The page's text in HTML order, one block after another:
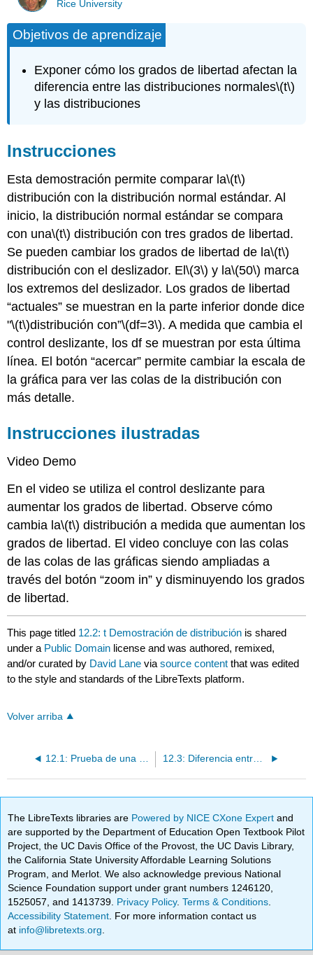
Rice University
Objetivos de aprendizaje
Exponer cómo los grados de libertad afectan la
diferencia entre las distribuciones normales\(t\)
y las distribuciones
Instrucciones
Esta demostración permite comparar la\(t\)
distribución con la distribución normal estándar. Al
inicio, la distribución normal estándar se compara
con una\(t\) distribución con tres grados de libertad.
Se pueden cambiar los grados de libertad de la\(t\)
distribución con el deslizador. El\(3\) y la\(50\) marca
los extremos del deslizador. Los grados de libertad
“actuales” se muestran en la parte inferior donde dice
"\(t\)distribución con”\(df=3\). A medida que cambia el
control deslizante, los df se muestran por esta última
línea. El botón “acercar” permite cambiar la escala de
la gráfica para ver las colas de la distribución con
más detalle.
Instrucciones ilustradas
Video Demo
En el video se utiliza el control deslizante para
aumentar los grados de libertad. Observe cómo
cambia la\(t\) distribución a medida que aumentan los
grados de libertad. El video concluye con las colas
de las colas de las gráficas siendo ampliadas a
través del botón “zoom in” y disminuyendo los grados
de libertad.
This page titled 12.2: t Demostración de distribución is shared
under a Public Domain license and was authored, remixed,
and/or curated by David Lane viasource content that was edited
to the style and standards of the LibreTexts platform.
Volver arriba
12.1: Prueba de una Media Única 12.3: Diferencia entre dos medias
The LibreTexts libraries are Powered by NICE CXone Expertand
are supported by the Department of Education Open Textbook Pilot
Project, the UC Davis Office of the Provost, the UC Davis Library,
the California State University Affordable Learning Solutions
Program, and Merlot. We also acknowledge previous National
Science Foundation support under grant numbers 1246120,
1525057, and 1413739. Privacy Policy.Terms & Conditions
Accessibility Statement . For more information contact us
at info@libretexts.org